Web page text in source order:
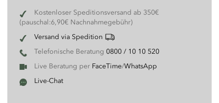
Kostenloser Speditionsversand ab 350€
(pauschal:6,90€ Nachnahmegebühr)
Versand via Spedition
Telefonische Beratung 0800 / 10 10 520
Live Beratung per FaceTime/WhatsApp
Live-Chat